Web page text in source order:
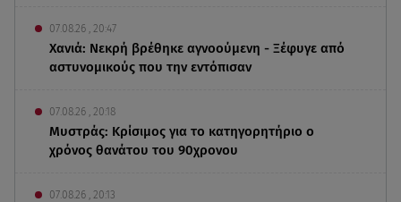
07.08.26 , 20:47
Χανιά: Νεκρή βρέθηκε αγνοούμενη - Ξέφυγε από
αστυνομικούς που την εντόπισαν
07.08.26 , 20:18
Μυστράς: Κρίσιμος για το κατηγορητήριο ο
χρόνος θανάτου του 90χρονου
07.08.26 , 20:13